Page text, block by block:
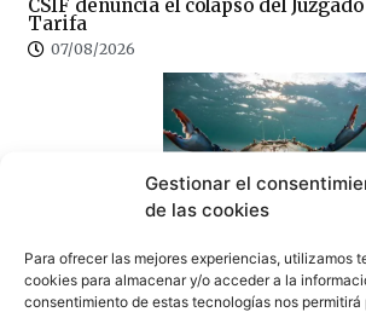
Gestionar el
de las cookies
Para ofrecer las mejores experiencias, utilizamos
cookies para almacenar y/o acceder a la
consentimiento de estas tecnologías nos
CSIF denuncia el colapso del
Tarifa
07/08/2026
debate del cangrejo azul llega a
07/08/2026